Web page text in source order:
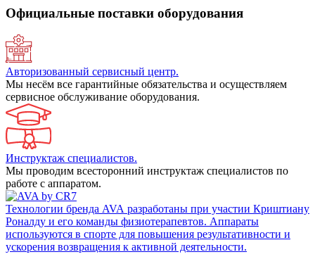
Официальные поставки оборудования
Авторизованный сервисный центр.
Мы несём все гарантийные обязательства и осуществляем
сервисное обслуживание оборудования.
Инструктаж специалистов.
Мы проводим всесторонний инструктаж специалистов по
работе с аппаратом.
Технологии бренда AVA разработаны при участии Криштиану
Роналду и его команды физиотерапевтов. Аппараты
используются в спорте для повышения результативности и
ускорения возвращения к активной деятельности.